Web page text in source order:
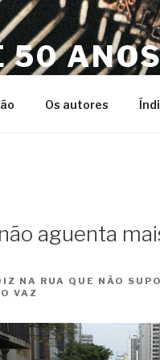
50
Os autores
aguenta
NA RUA QUE NÃO
VAZ